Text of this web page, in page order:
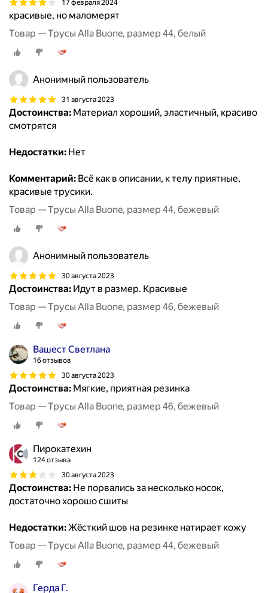
17 февраля 2024
красивые, но маломерят
Товар — Трусы Alla Buone, размер 44, белый
Анонимный пользователь
31 августа 2023
Достоинства: Материал хороший, эластичный, красиво
смотрятся
Недостатки: Нет
Комментарий: Всё как в описании, к телу приятные,
красивые трусики.
Товар — Трусы Alla Buone, размер 44, бежевый
Анонимный пользователь
30 августа 2023
Достоинства: Идут в размер. Красивые
Товар — Трусы Alla Buone, размер 46, бежевый
Вашест Светлана
16 отзывов
30 августа 2023
Достоинства: Мягкие, приятная резинка
Товар — Трусы Alla Buone, размер 46, бежевый
Пирокатехин
124 отзыва
30 августа 2023
Достоинства: Не порвались за несколько носок,
достаточно хорошо сшиты
Недостатки:Жëсткий шов на резинке натирает кожу
Товар — Трусы Alla Buone, размер 44, бежевый
Герда Г.